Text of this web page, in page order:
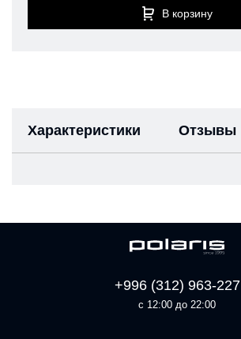
В корзину
Характеристики Отзывы
+996 (312) 963-227
с 12:00 до 22:00